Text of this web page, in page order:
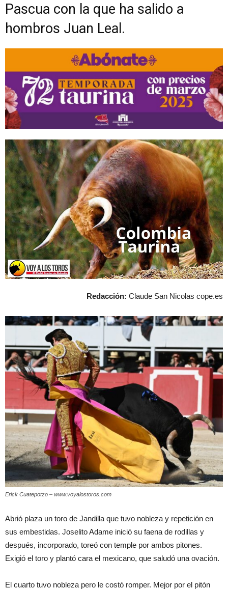
Pascua con la que ha salido a
hombros Juan Leal.
Redacción: Claude San Nicolas cope.es
Erick Cuatepotzo – www.voyalostoros.com
Abrió plaza un toro de Jandilla que tuvo nobleza y repetición en
sus embestidas. Joselito Adame inició su faena de rodillas y
después, incorporado, toreó con temple por ambos pitones.
Exigió el toro y plantó cara el mexicano, que saludó una ovación.
El cuarto tuvo nobleza pero le costó romper. Mejor por el pitón